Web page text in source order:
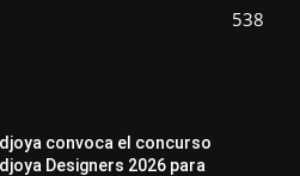
538
Opiniones
Perspectiva
Sin categoría
convoca el concurso
Designers 2026 para